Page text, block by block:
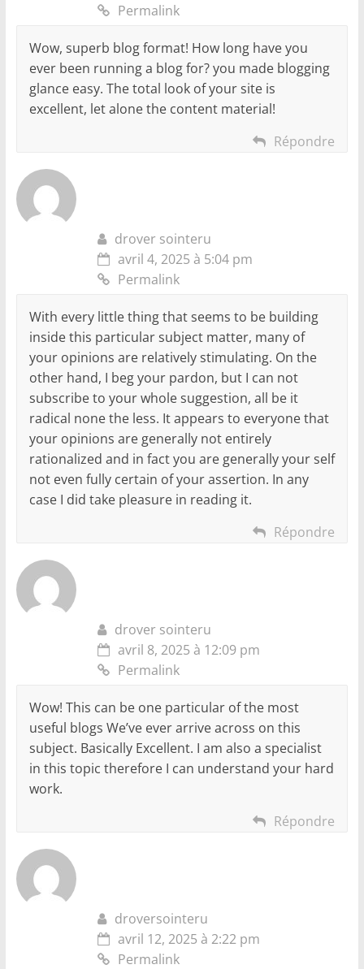
Permalink
Wow, superb blog format! How long have you
ever been running a blog for? you made blogging
glance easy. The total look of your site is
excellent, let alone the content material!
Répondre
drover sointeru
avril 4, 2025 à 5:04 pm
Permalink
With every little thing that seems to be building
inside this particular subject matter, many of
your opinions are relatively stimulating. On the
other hand, I beg your pardon, but I can not
subscribe to your whole suggestion, all be it
radical none the less. It appears to everyone that
your opinions are generally not entirely
rationalized and in fact you are generally your self
not even fully certain of your assertion. In any
case I did take pleasure in reading it.
Répondre
drover sointeru
avril 8, 2025 à 12:09 pm
Permalink
Wow! This can be one particular of the most
useful blogs We’ve ever arrive across on this
subject. Basically Excellent. I am also a specialist
in this topic therefore I can understand your hard
work.
Répondre
droversointeru
avril 12, 2025 à 2:22 pm
Permalink